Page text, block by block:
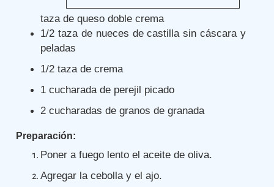
taza de queso doble crema
1/2 taza de nueces de castilla sin cáscara y
peladas
1/2 taza de crema
1 cucharada de perejil picado
2 cucharadas de granos de granada
Preparación:
Poner a fuego lento el aceite de oliva.
Agregar la cebolla y el ajo.